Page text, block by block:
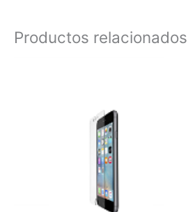
Productos relacionados